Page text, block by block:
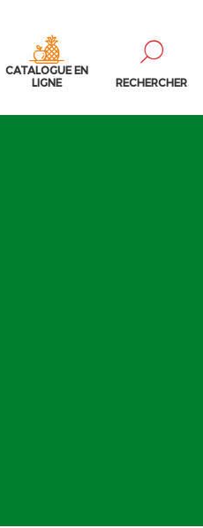
CATALOGUE EN
LIGNE
RECHERCHER